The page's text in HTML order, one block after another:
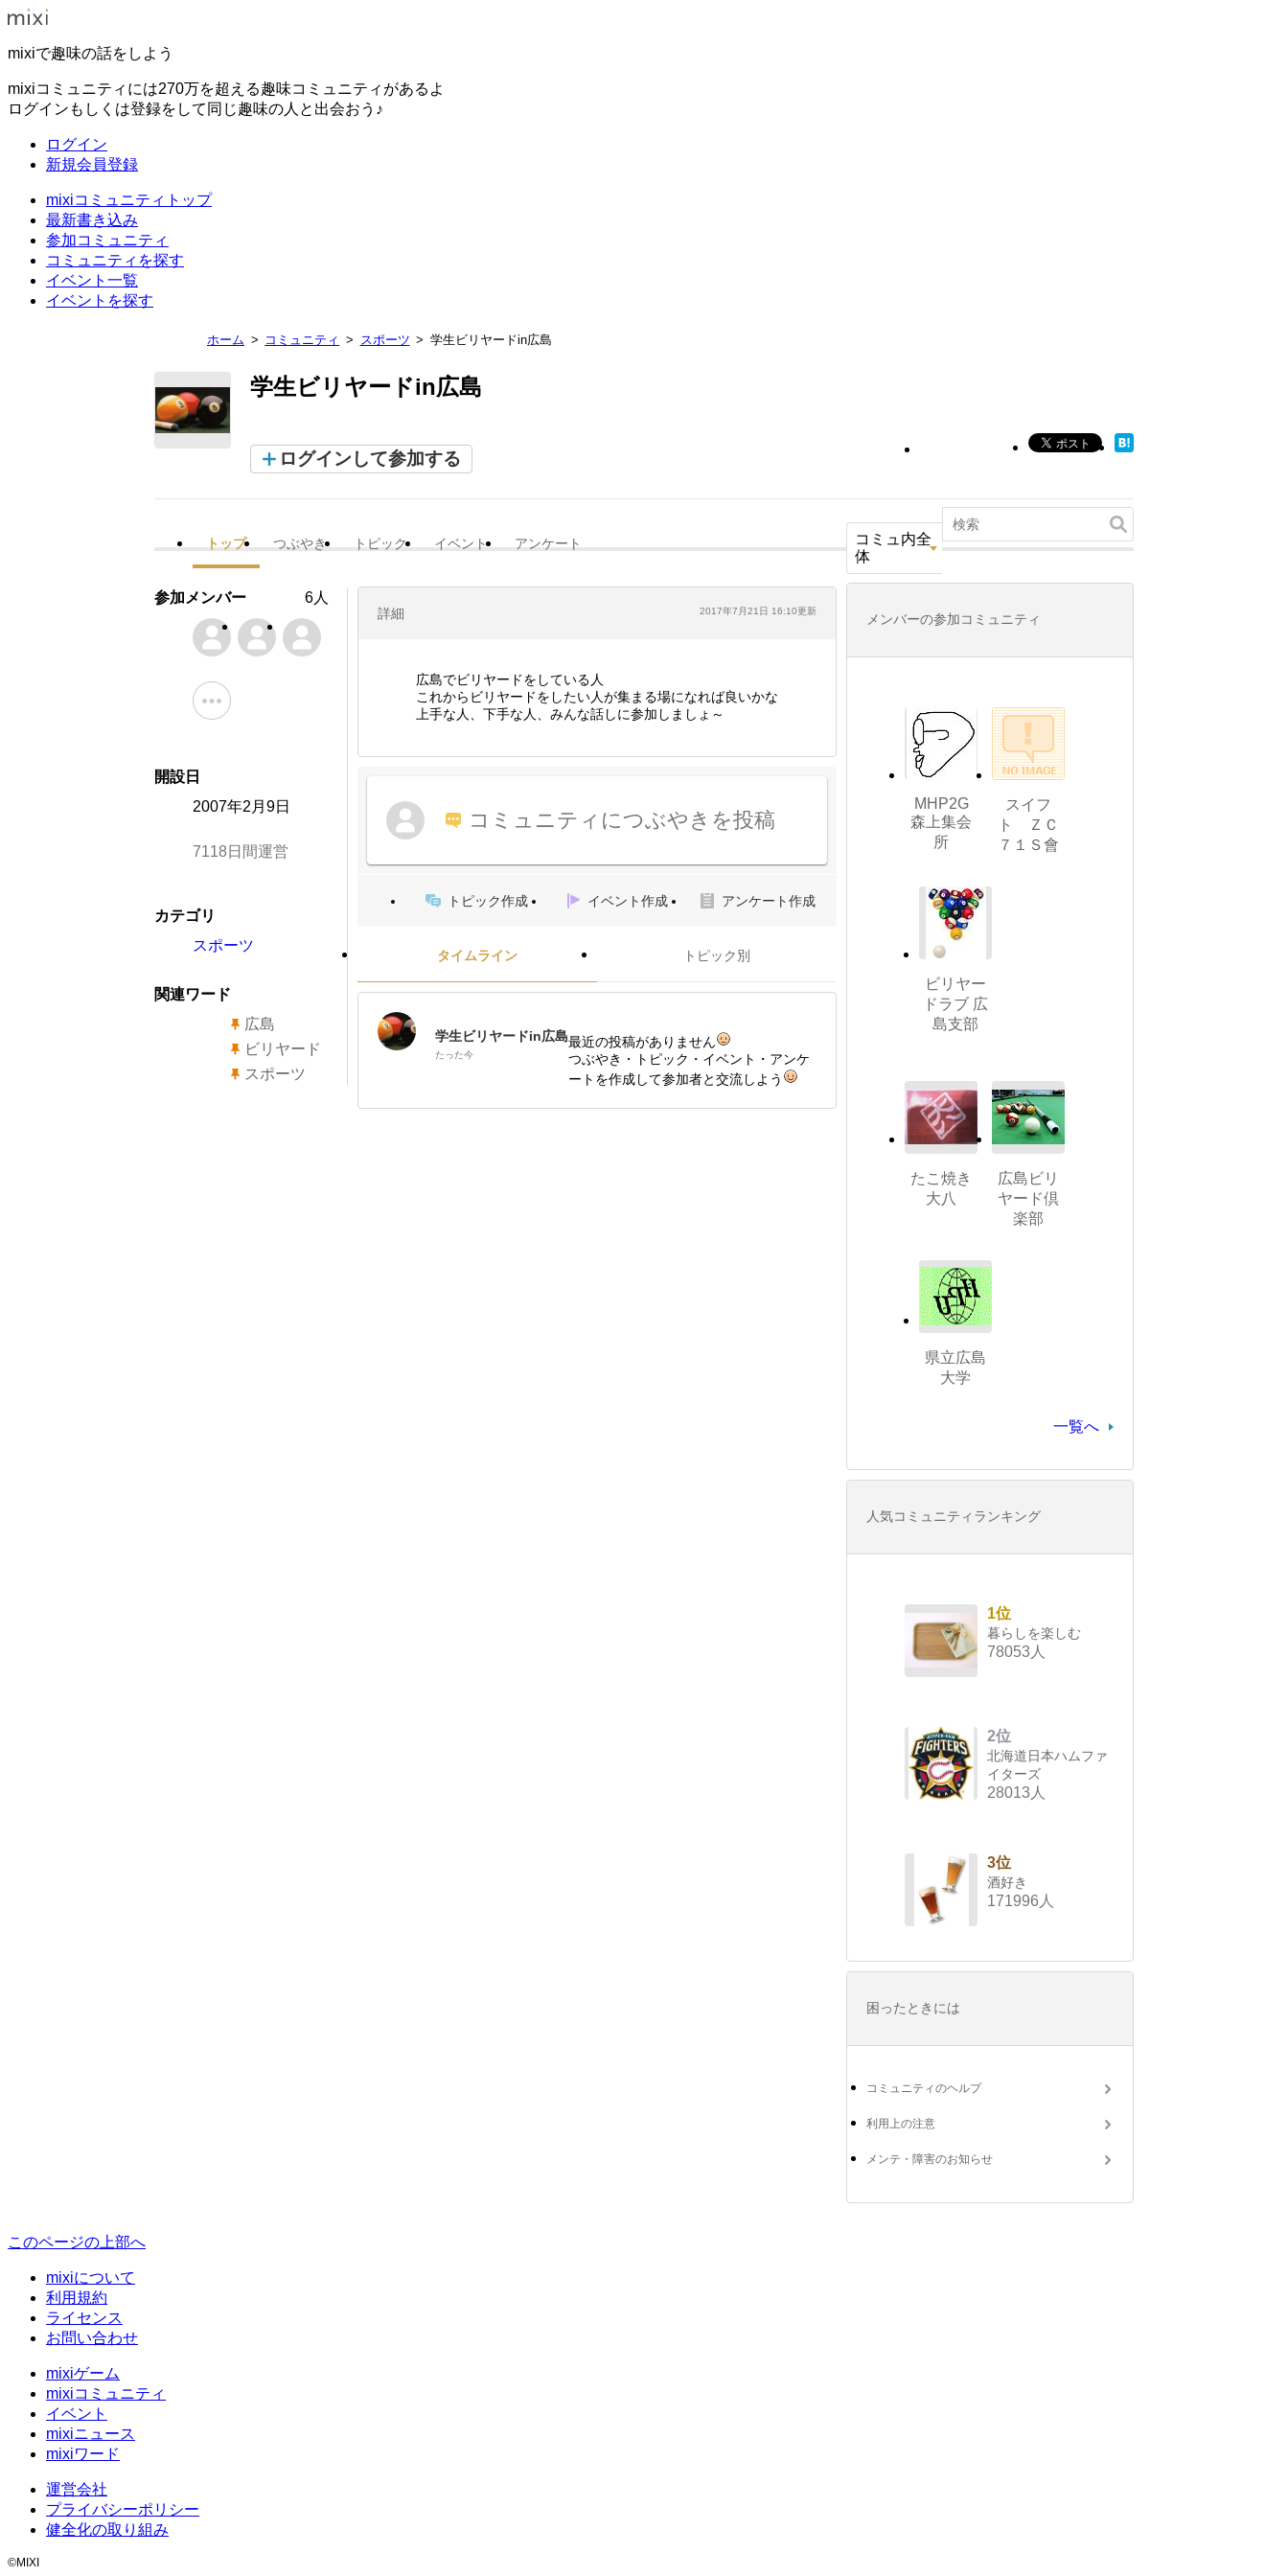
mixiで趣味の話をしよう
mixiコミュニティには270万を超える趣味コミュニティがあるよ
ログインもしくは登録をして同じ趣味の人と出会おう♪
ログイン
新規会員登録
mixiコミュニティトップ
最新書き込み
参加コミュニティ
コミュニティを探す
イベント一覧
イベントを探す
ホーム コミュニティ スポーツ 学生ビリヤードin広島
学生ビリヤードin広島
ログインして参加する
トップ つぶやき トピック イベント アンケート
コミュ内全
体
詳細 2017年7月21日 16:10更新
広島でビリヤードをしている人
これからビリヤードをしたい人が集まる場になれば良いかな
上手な人、下手な人、みんな話しに参加しましょ～
コミュニティにつぶやきを投稿
トピック作成 イベント作成 アンケート作成
タイムライン トピック別
学生ビリヤードin広島
たった今
最近の投稿がありません
つぶやき・トピック・イベント・アンケ
ートを作成して参加者と交流しよう
参加メンバー 6人
開設日
2007年2月9日
7118日間運営
カテゴリ
スポーツ
関連ワード
広島
ビリヤード
スポーツ
メンバーの参加コミュニティ
MHP2G
森上集会
所
スイフ
ト ＺＣ
７１Ｓ會
ビリヤー
ドラブ 広
島支部
たこ焼き
大八
広島ビリ
ヤード倶
楽部
県立広島
大学
一覧へ
人気コミュニティランキング
1位
暮らしを楽しむ
78053人
2位
北海道日本ハムファ
イターズ
28013人
3位
酒好き
171996人
困ったときには
コミュニティのヘルプ
利用上の注意
メンテ・障害のお知らせ
このページの上部へ
mixiについて
利用規約
ライセンス
お問い合わせ
mixiゲーム
mixiコミュニティ
イベント
mixiニュース
mixiワード
運営会社
プライバシーポリシー
健全化の取り組み
©MIXI